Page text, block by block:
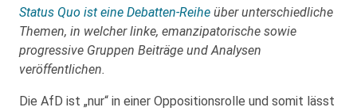
Status Quo ist eine Debatten-Reihe über unterschiedliche
Themen, in welcher linke, emanzipatorische sowie
progressive Gruppen Beiträge und Analysen
veröffentlichen.
Die AfD ist „nur“ in einer Oppositionsrolle und somit lässt